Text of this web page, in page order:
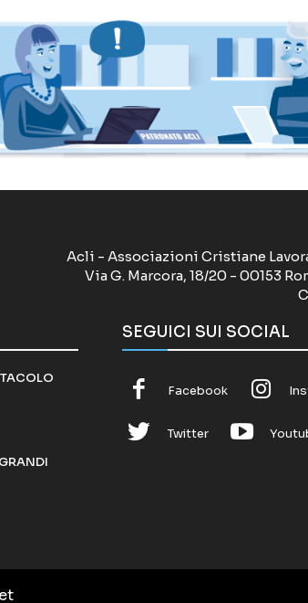
Acli - Associazioni Cristiane
Via G. Marcora, 18/20 - 00153
SEGUICI SUI SOCIAL
Facebook
Twitter